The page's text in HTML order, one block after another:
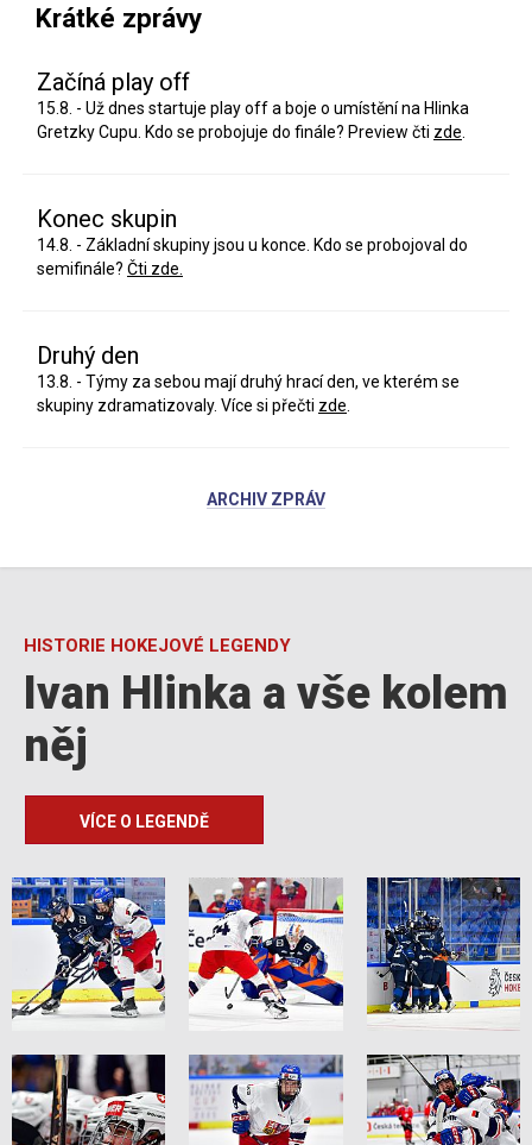
Krátké zprávy
Začíná play off
15.8. - Už dnes startuje play off a boje o umístění na Hlinka
Gretzky Cupu. Kdo se probojuje do finále? Preview čti zde
Konec skupin
14.8. - Základní skupiny jsou u konce. Kdo se probojoval do
semifinále? Čti zde.
Druhý den
13.8. - Týmy za sebou mají druhý hrací den, ve kterém se
skupiny zdramatizovaly. Více si přečti zde
ARCHIV ZPRÁV
HISTORIE HOKEJOVÉ LEGENDY
Ivan Hlinka a vše kolem
něj
VÍCE O LEGENDĚ